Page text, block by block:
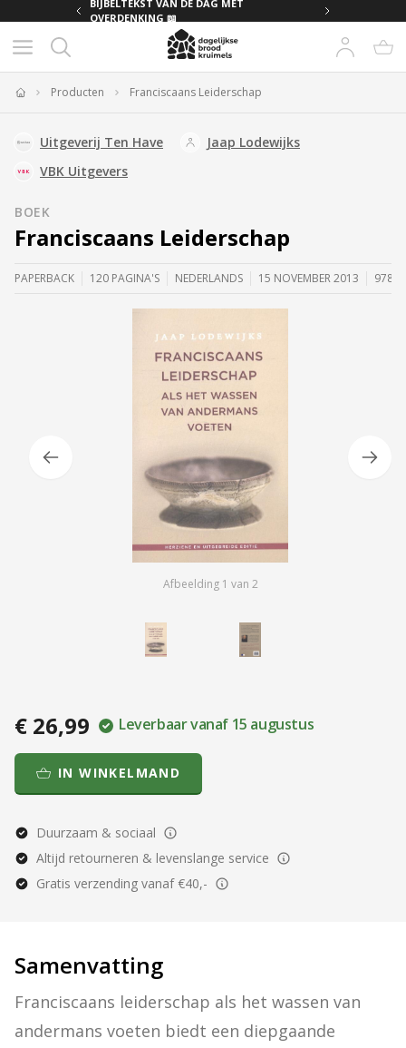
BIJBELTEKST VAN DE DAG MET
OVERDENKING 📖
Producten Franciscaans Leiderschap
Uitgeverij Ten Have
Jaap Lodewijks
VBK Uitgevers
BOEK
Franciscaans Leiderschap
PAPERBACK 120 PAGINA'S NEDERLANDS 15 NOVEMBER 2013
Afbeelding 1 van 2
€ 26,99 Leverbaar vanaf 15 augustus
IN WINKELMAND
Duurzaam & sociaal
Altijd retourneren & levenslange service
Gratis verzending vanaf €40,-
Samenvatting
Franciscaans leiderschap als het wassen van
andermans voeten biedt een diepgaande